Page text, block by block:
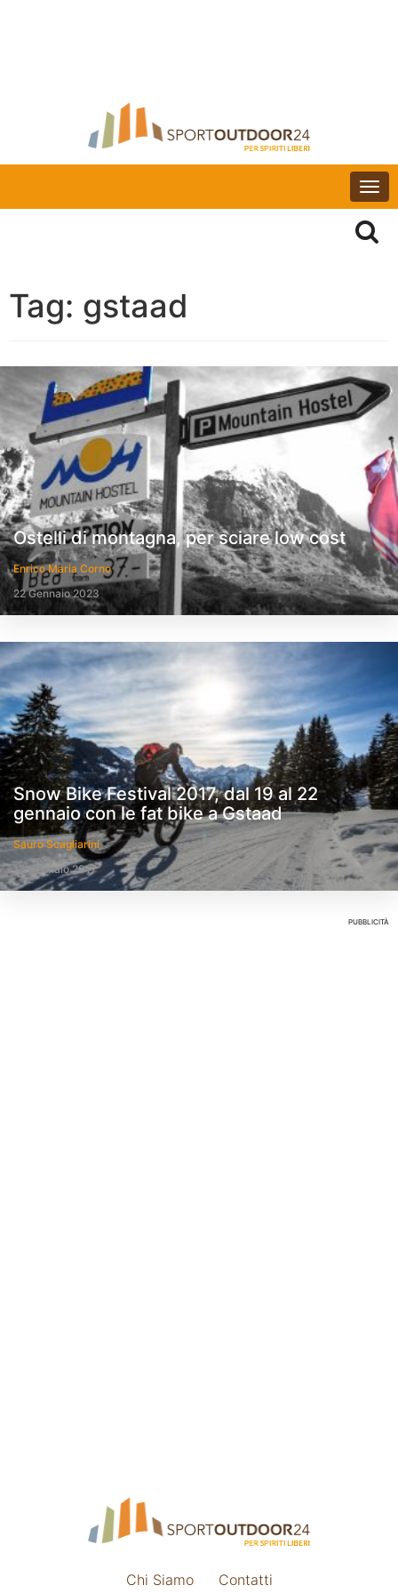
Tag: gstaad
Ostelli di montagna, per sciare low cost
Enrico Maria Corno
22 Gennaio 2023
Snow Bike Festival 2017, dal 19 al 22
gennaio con le fat bike a Gstaad
Sauro Scagliarini
17 Gennaio 2017
PUBBLICITÀ
Chi Siamo Contatti